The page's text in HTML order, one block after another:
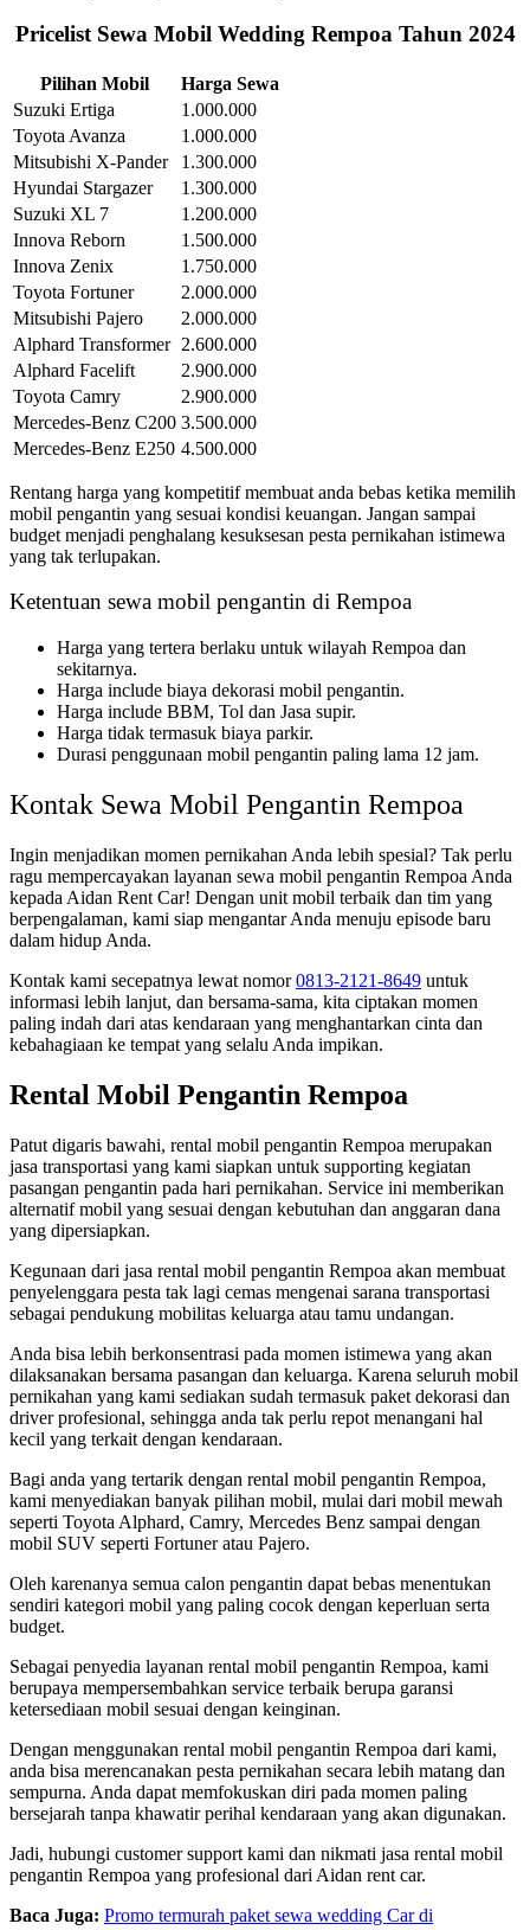
Pricelist Sewa Mobil Wedding Rempoa Tahun 2024
Pilihan Mobil
Harga Sewa
Suzuki Ertiga
1.000.000
Toyota Avanza
1.000.000
Mitsubishi X-Pander
1.300.000
Hyundai Stargazer
1.300.000
Suzuki XL 7
1.200.000
Innova Reborn
1.500.000
Innova Zenix
1.750.000
Toyota Fortuner
2.000.000
Mitsubishi Pajero
2.000.000
Alphard Transformer 2.600.000
Alphard Facelift
2.900.000
Toyota Camry
2.900.000
Mercedes-Benz C200 3.500.000
Mercedes-Benz E250 4.500.000
Rentang harga yang kompetitif membuat anda bebas ketika memilih
mobil pengantin yang sesuai kondisi keuangan. Jangan sampai
budget menjadi penghalang kesuksesan pesta pernikahan istimewa
yang tak terlupakan.
Ketentuan sewa mobil pengantin di Rempoa
Harga yang tertera berlaku untuk wilayah Rempoa dan
sekitarnya.
Harga include biaya dekorasi mobil pengantin.
Harga include BBM, Tol dan Jasa supir.
Harga tidak termasuk biaya parkir.
Durasi penggunaan mobil pengantin paling lama 12 jam.
Kontak Sewa Mobil Pengantin Rempoa
Ingin menjadikan momen pernikahan Anda lebih spesial? Tak perlu
ragu mempercayakan layanan sewa mobil pengantin Rempoa Anda
kepada Aidan Rent Car! Dengan unit mobil terbaik dan tim yang
berpengalaman, kami siap mengantar Anda menuju episode baru
dalam hidup Anda.
Kontak kami secepatnya lewat nomor0813-2121-8649 untuk
informasi lebih lanjut, dan bersama-sama, kita ciptakan momen
paling indah dari atas kendaraan yang menghantarkan cinta dan
kebahagiaan ke tempat yang selalu Anda impikan.
Rental Mobil Pengantin Rempoa
Patut digaris bawahi, rental mobil pengantin Rempoa merupakan
jasa transportasi yang kami siapkan untuk supporting kegiatan
pasangan pengantin pada hari pernikahan. Service ini memberikan
alternatif mobil yang sesuai dengan kebutuhan dan anggaran dana
yang dipersiapkan.
Kegunaan dari jasa rental mobil pengantin Rempoa akan membuat
penyelenggara pesta tak lagi cemas mengenai sarana transportasi
sebagai pendukung mobilitas keluarga atau tamu undangan.
Anda bisa lebih berkonsentrasi pada momen istimewa yang akan
dilaksanakan bersama pasangan dan keluarga. Karena seluruh mobil
pernikahan yang kami sediakan sudah termasuk paket dekorasi dan
driver profesional, sehingga anda tak perlu repot menangani hal
kecil yang terkait dengan kendaraan.
Bagi anda yang tertarik dengan rental mobil pengantin Rempoa,
kami menyediakan banyak pilihan mobil, mulai dari mobil mewah
seperti Toyota Alphard, Camry, Mercedes Benz sampai dengan
mobil SUV seperti Fortuner atau Pajero.
Oleh karenanya semua calon pengantin dapat bebas menentukan
sendiri kategori mobil yang paling cocok dengan keperluan serta
budget.
Sebagai penyedia layanan rental mobil pengantin Rempoa, kami
berupaya mempersembahkan service terbaik berupa garansi
ketersediaan mobil sesuai dengan keinginan.
Dengan menggunakan rental mobil pengantin Rempoa dari kami,
anda bisa merencanakan pesta pernikahan secara lebih matang dan
sempurna. Anda dapat memfokuskan diri pada momen paling
bersejarah tanpa khawatir perihal kendaraan yang akan digunakan.
Jadi, hubungi customer support kami dan nikmati jasa rental mobil
pengantin Rempoa yang profesional dari Aidan rent car.
Baca Juga: Promo termurah paket sewa wedding Car di